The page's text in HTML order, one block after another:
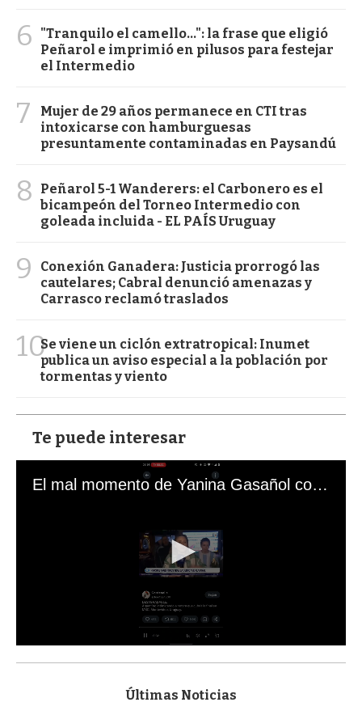
6
"Tranquilo el camello...": la frase que eligió
Peñarol e imprimió en pilusos para festejar
el Intermedio
7
Mujer de 29 años permanece en CTI tras
intoxicarse con hamburguesas
presuntamente contaminadas en Paysandú
8
Peñarol 5-1 Wanderers: el Carbonero es el
bicampeón del Torneo Intermedio con
goleada incluida - EL PAÍS Uruguay
9
Conexión Ganadera: Justicia prorrogó las
cautelares; Cabral denunció amenazas y
Carrasco reclamó traslados
10Se viene un ciclón extratropical: Inumet
publica un aviso especial a la población por
tormentas y viento
Te puede interesar
El mal momento de Yanina Gasañol con un hincha argentino en "Subrayado"
s
Últimas Noticias